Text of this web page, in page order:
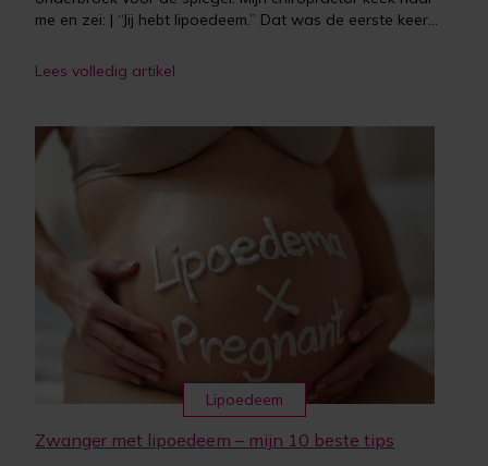
me en zei: | “Jij hebt lipoedeem.” Dat was de eerste keer...
Lees volledig artikel
Lipoedeem
Zwanger met lipoedeem – mijn 10 beste tips